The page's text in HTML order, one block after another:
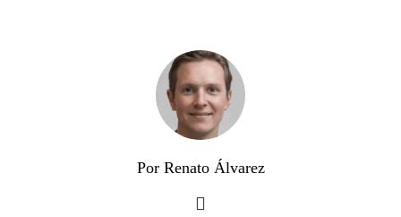
Por Renato Álvarez